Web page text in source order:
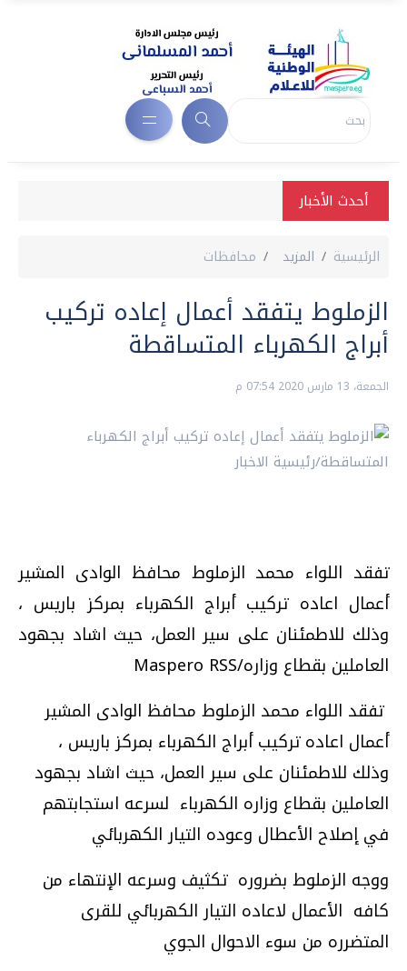
أحدث الأخبار
الرئيسية المزيد محافظات
الزملوط يتفقد أعمال إعاده تركيب
أبراج الكهرباء المتساقطة
الجمعة، 13 مارس 2020 07:54 م
تفقد اللواء محمد الزملوط محافظ الوادى المشير
أعمال اعاده تركيب أبراج الكهرباء بمركز باريس ،
وذلك للاطمئنان على سير العمل، حيث اشاد بجهود
العاملين بقطاع وزاره/Maspero RSS
تفقد اللواء محمد الزملوط محافظ الوادى المشير
أعمال اعاده تركيب أبراج الكهرباء بمركز باريس ،
وذلك للاطمئنان على سير العمل، حيث اشاد بجهود
العاملين بقطاع وزاره الكهرباء لسرعه استجابتهم
في إصلاح الأعطال وعوده التيار الكهربائي
ووجه الزملوط بضروره تكثيف وسرعه الإنتهاء من
كافه الأعمال لاعاده التيار الكهربائي للقرى
المتضرره من سوء الاحوال الجوي